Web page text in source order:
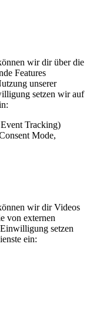
wir dir über die
Features
unserer
setzen wir auf
Tracking)
Mode,
wir dir Videos
von externen
setzen
ein: